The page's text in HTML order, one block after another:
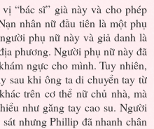
“bác sĩ” già này và cho phép
nhân nữ đầu tiên là một phụ
phụ nữ này và giả danh là
phương. Người phụ nữ này đã
ngực cho mình. Tuy nhiên,
sau khi ông ta di chuyển tay từ
trên cơ thể nữ chủ nhà, mà
như găng tay cao su. Người
nhưng Phillip đã nhanh chân